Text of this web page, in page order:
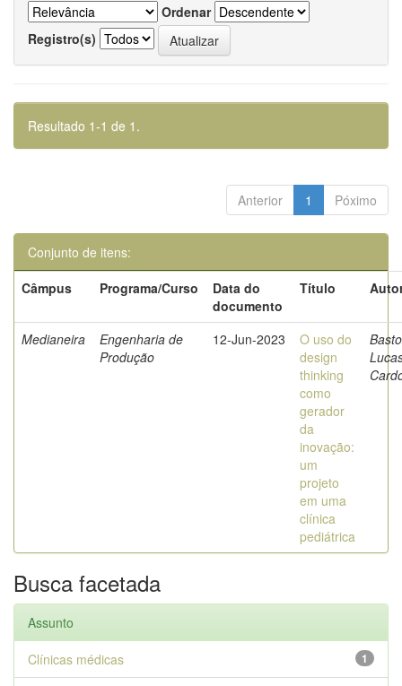
Ordenar
Registro(s)
Resultado 1-1 de 1.
Anterior 1 Póximo
Conjunto de itens:
Câmpus
Programa/Curso
Data do
documento
Título
Medianeira
Engenharia de
Produção
12-Jun-2023
O uso do
design
thinking
como
gerador
da
inovação:
um
projeto
em uma
clínica
pediátrica
Busca facetada
Assunto
1
Clínicas médicas